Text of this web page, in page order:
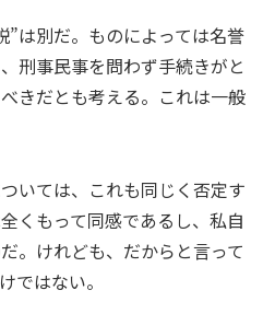
”は別だ。ものによっては名誉
刑事民事を問わず手続きがと
きだとも考える。これは一般
いては、これも同じく否定す
くもって同感であるし、私自
。けれども、だからと言って
ではない。